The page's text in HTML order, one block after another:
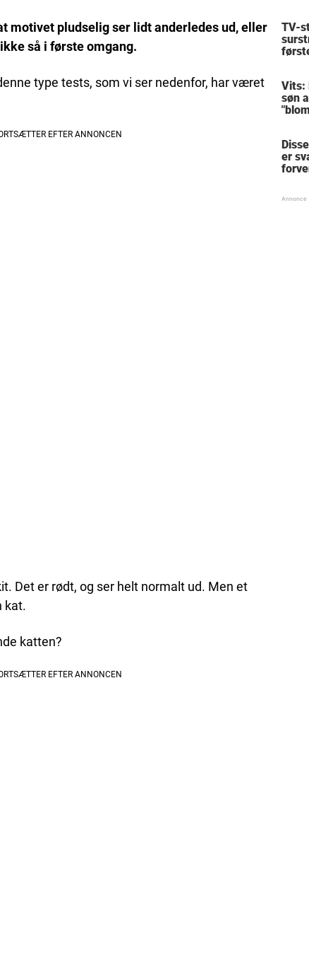
motivet pludselig ser lidt anderledes ud, eller
så i første omgang.
type tests, som vi ser nedenfor, har været
Det er rødt, og ser helt normalt ud. Men et
kat.
katten?
TV-
Vits:
søn
er